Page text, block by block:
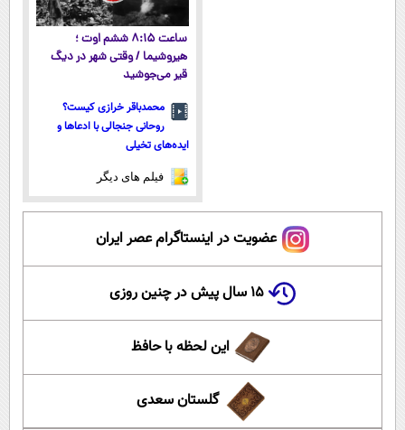
ساعت ۸:۱۵ ششم اوت ؛
هیروشیما / وقتی شهر در دیگ
قیر می‌جوشید
محمدباقر خرازی کیست؟
روحانی جنجالی با ادعاها و
ایده‌های تخیلی
فیلم های دیگر
عضویت در اینستاگرام عصر ایران
۱۵ سال پیش در چنین روزی
این لحظه با حافظ
گلستان سعدی